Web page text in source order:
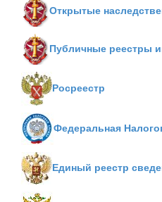
Открытые
Публичные реестры
Росреестр
Федеральная
Единый реестр